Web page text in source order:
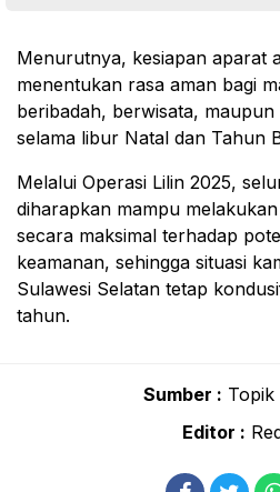
Menurutnya, kesiapan aparat
menentukan rasa aman bagi
beribadah, berwisata,
selama libur Natal dan Tahun
Melalui Operasi Lilin 2025,
diharapkan mampu
secara maksimal terhadap
keamanan, sehingga situasi
Sulawesi Selatan tetap
tahun.
Sumber : Topik
Editor :